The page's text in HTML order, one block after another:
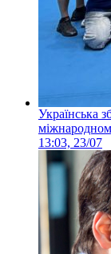
Українська
13:03, 23/07